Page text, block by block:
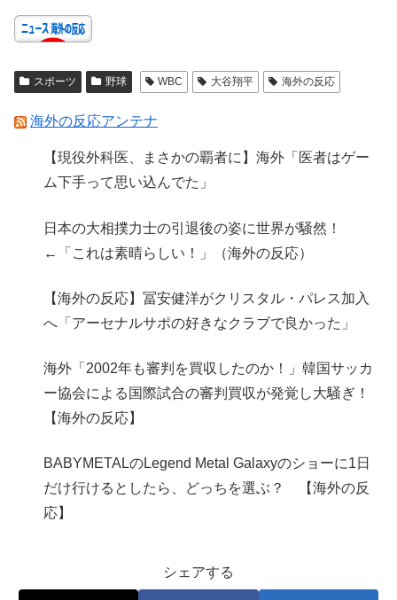
スポーツ 野球 WBC 大谷翔平 海外の反応
海外の反応アンテナ
【現役外科医、まさかの覇者に】海外「医者はゲー
ム下手って思い込んでた」
日本の大相撲力士の引退後の姿に世界が騒然！
←「これは素晴らしい！」（海外の反応）
【海外の反応】冨安健洋がクリスタル・パレス加入
へ「アーセナルサポの好きなクラブで良かった」
海外「2002年も審判を買収したのか！」韓国サッカ
ー協会による国際試合の審判買収が発覚し大騒ぎ！
【海外の反応】
BABYMETALのLegend Metal Galaxyのショーに1日
だけ行けるとしたら、どっちを選ぶ？ 【海外の反
応】
シェアする